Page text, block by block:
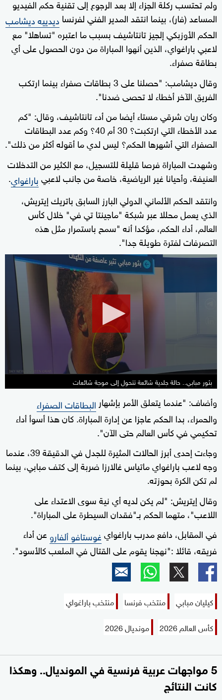
ولم تحتسب ركلة الجزاء إلا بعد الرجوع إلى تقنية حكم الفيديو
المساعد (فار)، بينما انتقد المدير الفني لفرنساديدييه ديشامب
الحكم الأوزبكي إلجيز تانتاشيف بسبب ما اعتبره "تساهلا" مع
لاعبي باراغواي، الذين أنهوا المباراة من دون الحصول على أي
بطاقة صفراء.
وقال ديشامب: "حصلنا على 3 بطاقات صفراء بينما ارتكب
الفريق الآخر أخطاء لا تحصى ضدنا".
وكان ريان شرقي مستاء أيضا من أدء تانتاشيف، وقال: "كم
عدد الأخطاء التي ارتكبت؟ 30 أم 40؟ وكم عدد البطاقات
الصفراء التي أشهرها الحكم؟ ليس لدي ما أقوله أكثر من ذلك".
وشهدت المباراة فرصا قليلة للتسجيل، مع الكثير من التدخلات
العنيفة، وأحيانا غير الرياضية، خاصة من جانب لاعبيباراغواي.
وانتقد الحكم الألماني الدولي البارز السابق باتريك إيتريش،
الذي يعمل محللا عبر شبكة "ماجينتا تي في" خلال كأس
العالم، أداء الحكم، مؤكدا أنه "سمح باستمرار مثل هذه
التصرفات لفترة طويلة جدا".
seconds
minutes,
seconds
بثور مبابي.. حالة جلدية شائعة تتحول إلى موجة شائعات
وأضاف: "عندما يتعلق الأمر بإشهار البطاقات الصفراء
والحمراء، بدا الحكم عاجزا عن إدارة المباراة. كان هذا أسوأ أداء
تحكيمي في كأس العالم حتى الآن".
وجاءت إحدى أبرز الحالات المثيرة للجدل في الدقيقة 39، عندما
وجه لاعب باراغواي ماتياس غالارزا ضربة إلى كتف مبابي، بينما
لم تكن الكرة بحوزته.
وقال إيتريش: "لم يكن لديه أي نية سوى الاعتداء على
اللاعب"، متهما الحكم بـ"فقدان السيطرة على المباراة".
في المقابل، دافع مدرب باراغوايغوستافو ألفارو عن أداء
فريقه، قائلا :"نهجنا يقوم على القتال في الملعب كالأسود".
كيليان مبابي منتخب فرنسا
منتخب باراغواي
كأس العالم 2026
مونديال 2026
5 مواجهات عربية فرنسية في المونديال.. وهكذا
كانت النتائج